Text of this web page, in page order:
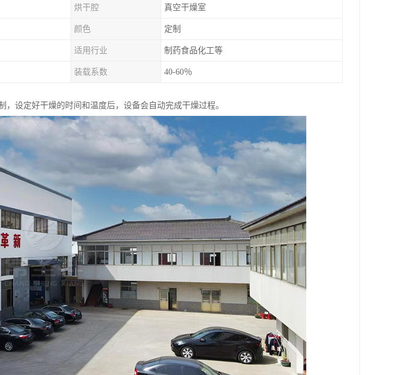
烘干腔 真空干燥室
颜色 定制
适用行业 制药食品化工等
装载系数 40-60％
设定好干燥的时间和温度后，设备会自动完成干燥过程。